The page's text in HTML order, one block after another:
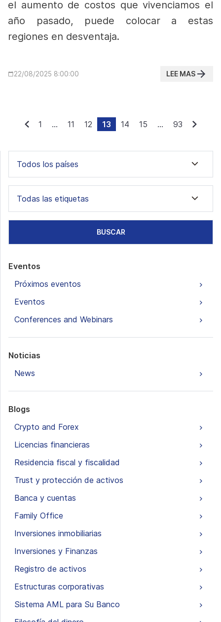
el aumento de costos que vivenciamos el
año pasado, puede colocar a estas
regiones en desventaja.
22/08/2025 8:00:00 LEE MAS
1 ... 11 12 13 14 15 ... 93
Todos los países
Todas las etiquetas
BUSCAR
Eventos
Próximos eventos
Eventos
Conferences and Webinars
Noticias
News
Blogs
Crypto and Forex
Licencias financieras
Residencia fiscal y fiscalidad
Trust y protección de activos
Banca y cuentas
Family Office
Inversiones inmobiliarias
Inversiones y Finanzas
Registro de activos
Estructuras corporativas
Sistema AML para Su Banco